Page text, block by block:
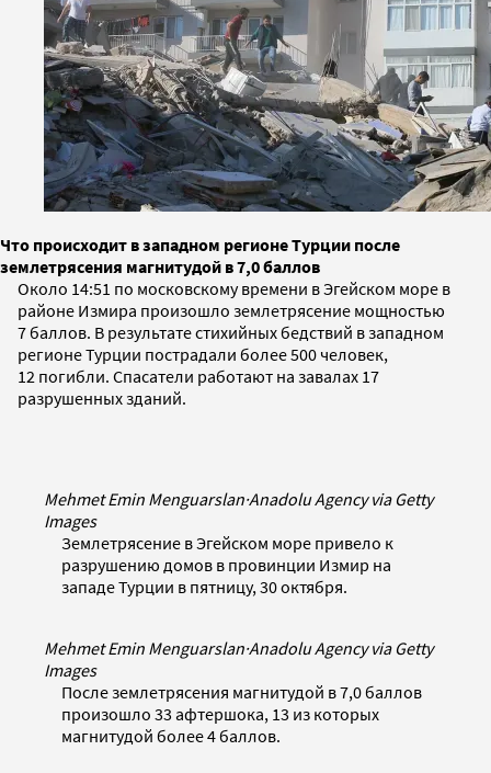
Что происходит в западном регионе Турции после
землетрясения магнитудой в 7,0 баллов
Около 14:51 по московскому времени в Эгейском море в
районе Измира произошло землетрясение мощностью
7 баллов. В результате стихийных бедствий в западном
регионе Турции пострадали более 500 человек,
12 погибли. Спасатели работают на завалах 17
разрушенных зданий.
Mehmet Emin Menguarslan·Anadolu Agency via Getty
Images
Землетрясение в Эгейском море привело к
разрушению домов в провинции Измир на
западе Турции в пятницу, 30 октября.
Mehmet Emin Menguarslan·Anadolu Agency via Getty
Images
После землетрясения магнитудой в 7,0 баллов
произошло 33 афтершока, 13 из которых
магнитудой более 4 баллов.